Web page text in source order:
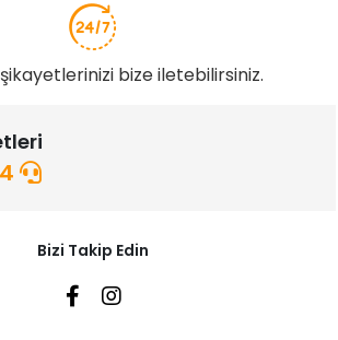
bize iletebilirsiniz.
Bizi Takip Edin